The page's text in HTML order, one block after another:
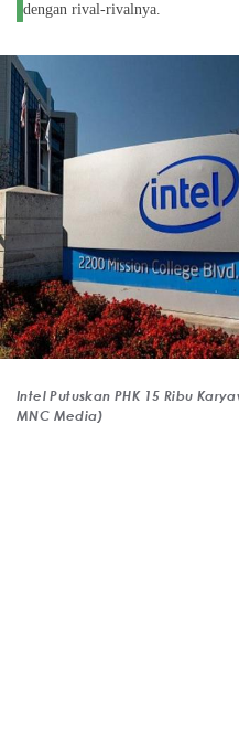
dengan rival-rivalnya.
Intel Putuskan PHK 15 Ribu
MNC Media)